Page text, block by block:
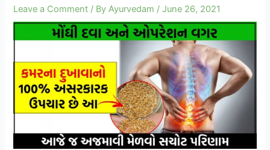
Leave a Comment / By Ayurvedam /June 26, 2021